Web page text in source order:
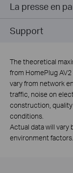
La presse en
Support
The theoretical
from HomePlug
vary from network
traffic, noise on
construction,
conditions.
Actual data will
environment factors.